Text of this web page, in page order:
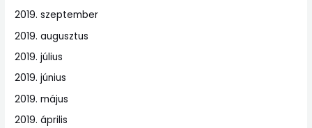
2019. szeptember
2019. augusztus
2019. július
2019. június
2019. május
2019. április